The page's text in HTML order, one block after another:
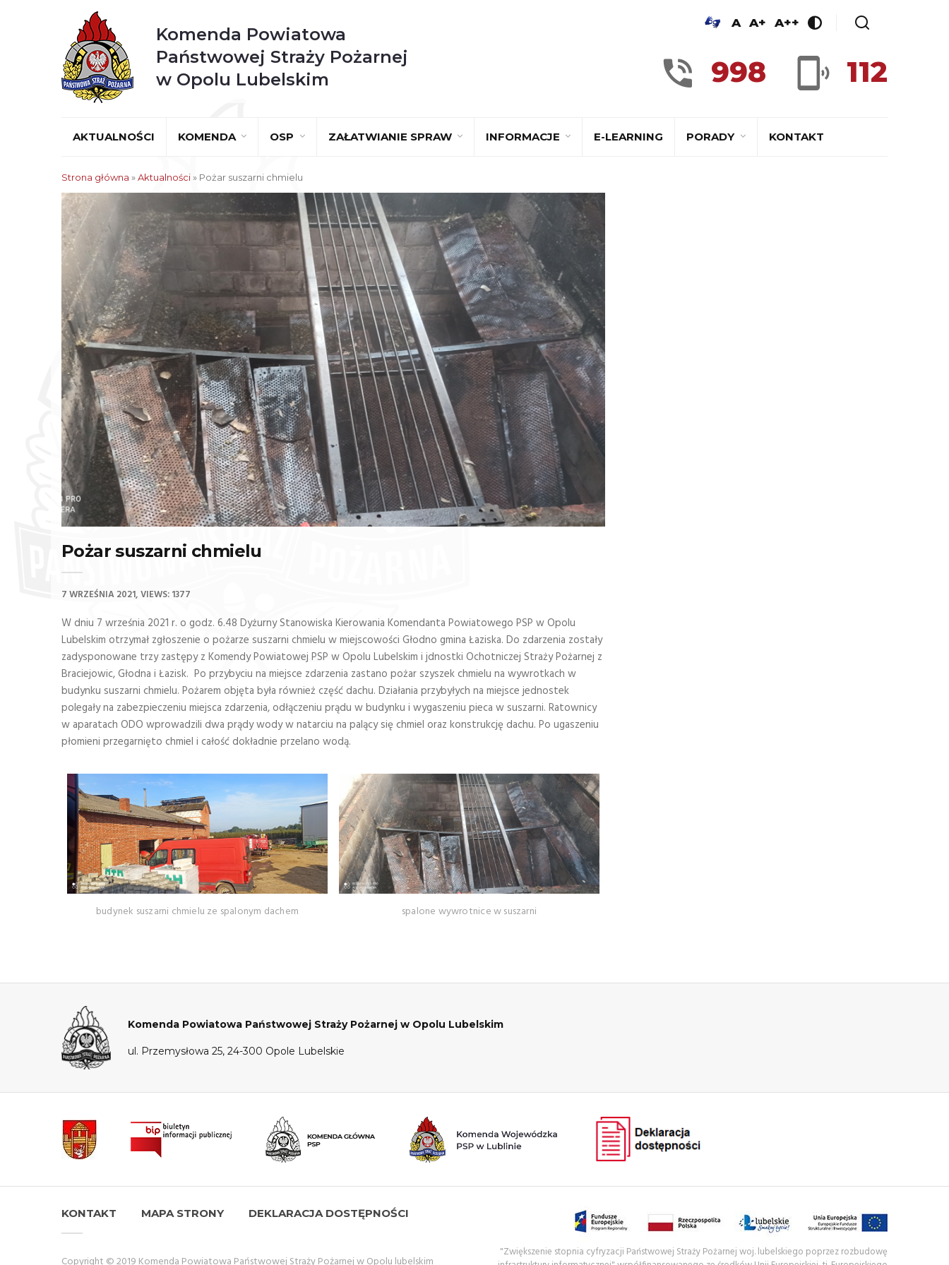
Komenda Powiatowa
Państwowej Straży Pożarnej
w Opolu Lubelskim
A A+ A++
998 112
AKTUALNOŚCI KOMENDA OSP ZAŁATWIANIE SPRAW INFORMACJE E-LEARNING PORADY KONTAKT
Strona główna »Aktualności» Pożar suszarni chmielu
Pożar suszarni chmielu
7 WRZEŚNIA 2021 VIEWS: 1377
W dniu 7 września 2021 r. o godz. 6.48 Dyżurny Stanowiska Kierowania Komendanta Powiatowego PSP w Opolu
Lubelskim otrzymał zgłoszenie o pożarze suszarni chmielu w miejscowości Głodno gmina Łaziska. Do zdarzenia zostały
zadysponowane trzy zastępy z Komendy Powiatowej PSP w Opolu Lubelskim i jdnostki Ochotniczej Straży Pożarnej z
Braciejowic, Głodna i Łazisk. Po przybyciu na miejsce zdarzenia zastano pożar szyszek chmielu na wywrotkach w
budynku suszarni chmielu. Pożarem objęta była również część dachu. Działania przybyłych na miejsce jednostek
polegały na zabezpieczeniu miejsca zdarzenia, odłączeniu prądu w budynku i wygaszeniu pieca w suszarni. Ratownicy
w aparatach ODO wprowadzili dwa prądy wody w natarciu na palący się chmiel oraz konstrukcję dachu. Po ugaszeniu
płomieni przegarnięto chmiel i całość dokładnie przelano wodą.
budynek suszarni chmielu ze spalonym dachem spalone wywrotnice w suszarni
Komenda Powiatowa Państwowej Straży Pożarnej w Opolu Lubelskim
ul. Przemysłowa 25, 24-300 Opole Lubelskie
KONTAKT MAPA STRONY DEKLARACJA DOSTĘPNOŚCI
"Zwiększenie stopnia cyfryzacji Państwowej Straży Pożarnej woj. lubelskiego poprzez rozbudowę